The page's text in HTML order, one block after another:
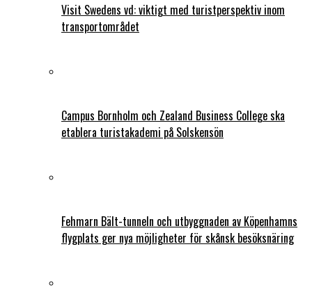
Visit Swedens vd: viktigt med turistperspektiv inom
transportområdet
Campus Bornholm och Zealand Business College ska
etablera turistakademi på Solskensön
Fehmarn Bält-tunneln och utbyggnaden av Köpenhamns
flygplats ger nya möjligheter för skånsk besöksnäring